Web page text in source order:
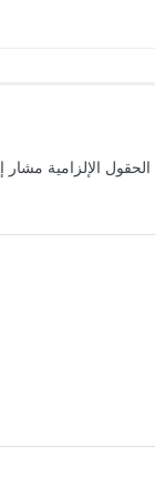
الحقول الإلزامية مشار